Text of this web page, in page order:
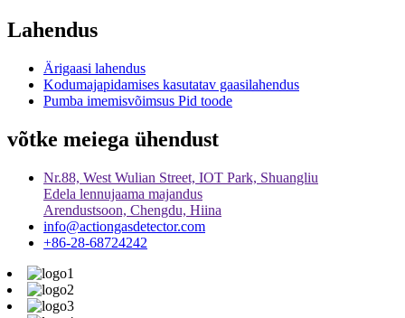
Lahendus
Ärigaasi lahendus
Kodumajapidamises kasutatav gaasilahendus
Pumba imemisvõimsus Pid toode
võtke meiega ühendust
Nr.88, West Wulian Street, IOT Park, Shuangliu
Edela lennujaama majandus
Arendustsoon, Chengdu, Hiina
info@actiongasdetector.com
+86-28-68724242